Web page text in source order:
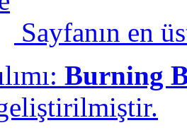
Sayfanın en
Burning